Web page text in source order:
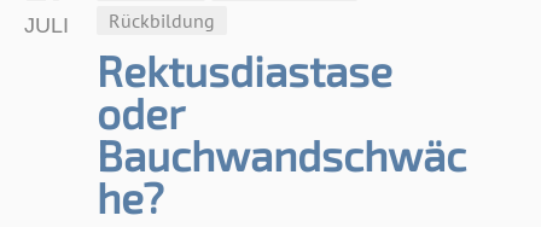
Rückbildung
Rektusdiastase
oder
Bauchwandschwäc
he?
JULI